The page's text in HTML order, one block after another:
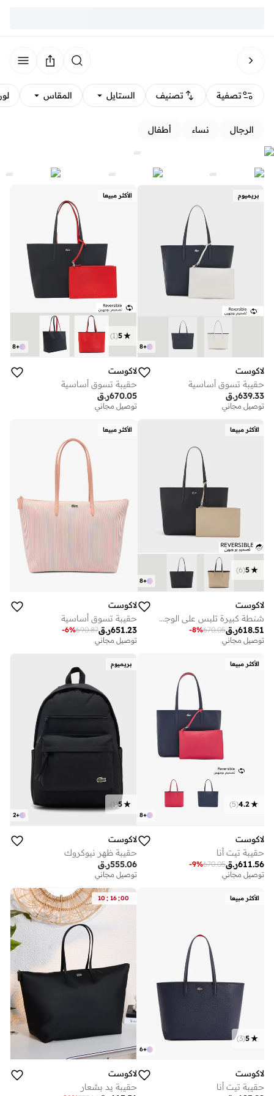
تصفية تصنيف الستايل المقاس
الرجال نساء أطفال
بريميوم
+
8
لاكوست
حقيبة تسوق أساسية
ر.ق639.33
توصيل مجاني
الأكثر مبيعا
+
8
5
(
1
)
لاكوست
حقيبة تسوق أساسية
ر.ق670.05
توصيل مجاني
الأكثر مبيعا
+
8
5
(
6
)
لاكوست
شنطة كبيرة تلبس على الوجهين
ر.ق618.51
670.05
-8%
توصيل مجاني
الأكثر مبيعا
لاكوست
حقيبة تسوق أساسية
ر.ق651.23
690.87
-6%
توصيل مجاني
الأكثر مبيعا
+
8
4.2
(
5
)
لاكوست
حقيبة تيت أنا
ر.ق611.56
670.05
-9%
توصيل مجاني
بريميوم
+
2
5
(
1
)
لاكوست
حقيبة ظهر نيوكروك
ر.ق555.06
توصيل مجاني
الأكثر مبيعا
+
6
5
(
3
)
لاكوست
حقيبة تيت أنا
10 : 16:00
لاكوست
حقيبة يد بشعار